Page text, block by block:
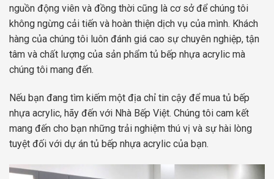
nguồn động viên và đồng thời cũng là cơ sở để chúng tôi
không ngừng cải tiến và hoàn thiện dịch vụ của mình. Khách
hàng của chúng tôi luôn đánh giá cao sự chuyên nghiệp, tận
tâm và chất lượng của sản phẩm tủ bếp nhựa acrylic mà
chúng tôi mang đến.
Nếu bạn đang tìm kiếm một địa chỉ tin cậy để mua tủ bếp
nhựa acrylic, hãy đến với Nhà Bếp Việt. Chúng tôi cam kết
mang đến cho bạn những trải nghiệm thú vị và sự hài lòng
tuyệt đối với dự án tủ bếp nhựa acrylic của bạn.